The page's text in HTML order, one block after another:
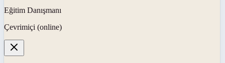
Eğitim Danışmanı
Çevrimiçi (online)